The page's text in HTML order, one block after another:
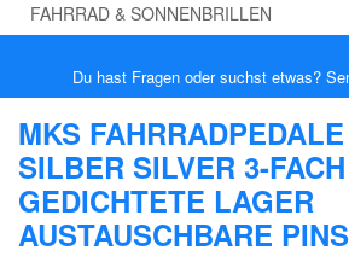
FAHRRAD & SONNENBRILLEN
Du hast Fragen oder suchst etwas?
MKS
SILBER SILVER 3-FACH
GEDICHTETE LAGER
AUSTAUSCHBARE PINS